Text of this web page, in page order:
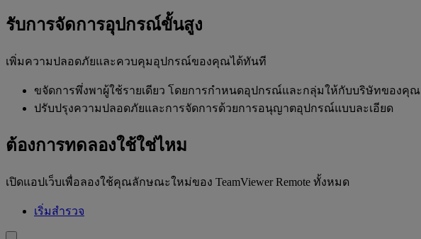
รับการจัดการอุปกรณ์ขั้นสูง
เพิ่มความปลอดภัยและควบคุมอุปกรณ์ของคุณได้ทันที
ขจัดการพึ่งพาผู้ใช้รายเดียว โดยการกำหนดอุปกรณ์และกลุ่มให้กับบริษัทของคุณ
ปรับปรุงความปลอดภัยและการจัดการด้วยการอนุญาตอุปกรณ์แบบละเอียด
ต้องการทดลองใช้ใช่ไหม
เปิดแอปเว็บเพื่อลองใช้คุณลักษณะใหม่ของ TeamViewer Remote ทั้งหมด
เริ่มสำรวจ